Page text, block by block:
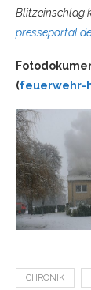
Blitzeinschlag
presseportal.de
(feuerwehr-
CHRONIK